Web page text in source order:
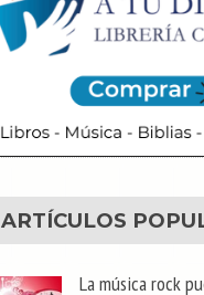
ARTÍCULOS
La música rock